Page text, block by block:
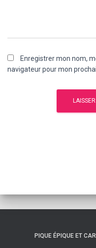
Enregistrer mon nom,
navigateur pour mon
PIQUE ÉPIQUE ET